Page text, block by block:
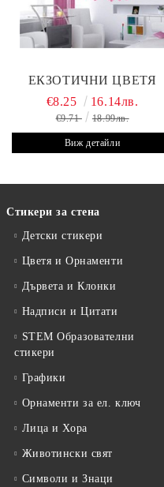
ЕКЗОТИЧНИ ЦВЕТЯ
€8.25 16.14лв.
€9.71 18.99лв.
Виж детайли
Стикери за стена
Детски стикери
Цветя и Орнаменти
Дървета и Клонки
Надписи и Цитати
STEM Образователни
стикери
Графики
Орнаменти за ел. ключ
Лица и Хора
Животински свят
Символи и Знаци